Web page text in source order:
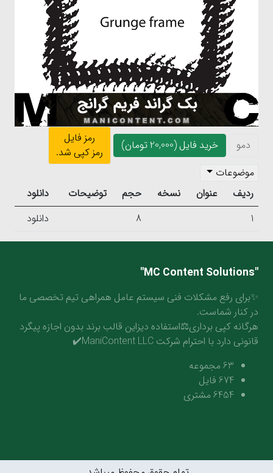
دمو خرید فایل (20,000 تومان)
رمز فایل
رمز کپی شد.
موضوعات
ردیف
عنوان نسخه حجم توضیحات
دانلود
1
8 دانلود
"MC Content Solutions"
✨برای رفع مشکلات فنی سیستم عامل همراهی تیم تخصصی ما
در کنار شماست.
هرگانه کپی برداری⚖️استفاده دیزاین قالب برند بدون اجازه پیگرد
قانونی دارد با احترام شرکت ManiContent LLC✔️
63مجموعه
674 فایل
6454مشتری